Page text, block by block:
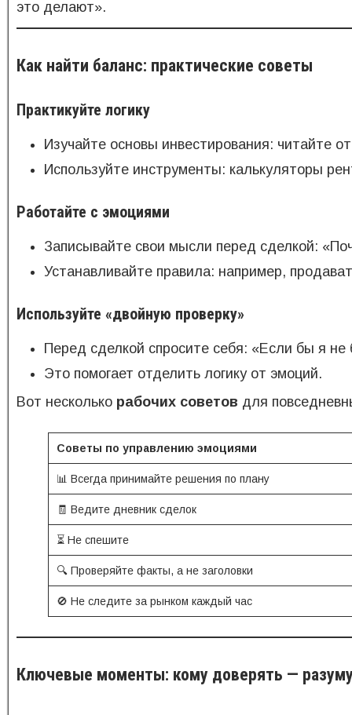
это делают».
Как найти баланс: практические советы
Практикуйте логику
Изучайте основы инвестирования: читайте
Используйте инструменты: калькуляторы
Работайте с эмоциями
Записывайте свои мысли перед сделкой:
Устанавливайте правила: например,
Используйте «двойную проверку»
Перед сделкой спросите себя: «Если бы я
Это помогает отделить логику от эмоций.
Вот несколько рабочих советов для
Советы по управлению эмоциями
📊 Всегда принимайте решения по плану
🧾 Ведите дневник сделок
⏳ Не спешите
🔍 Проверяйте факты, а не заголовки
🚫 Не следите за рынком каждый час
Ключевые моменты: кому доверять —